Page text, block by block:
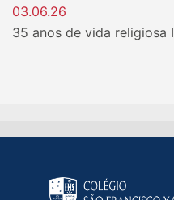
03.06.26
35 anos de vida religiosa